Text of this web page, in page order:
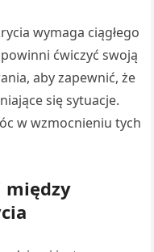
wymaga ciągłego
ćwiczyć swoją
aby zapewnić, że
się sytuacje.
w wzmocnieniu tych
między